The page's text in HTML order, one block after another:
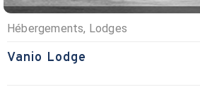
Hébergements, Lodges
Vanio Lodge